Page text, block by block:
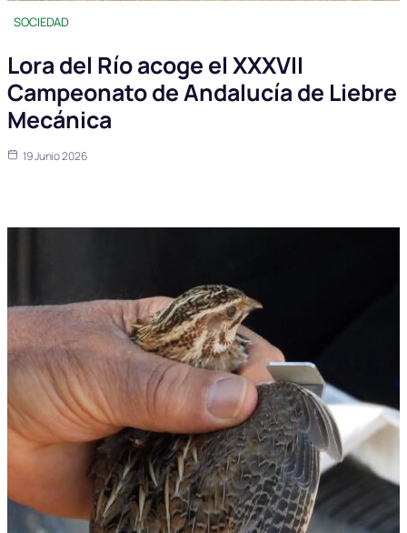
SOCIEDAD
Lora del Río acoge el XXXVII
Campeonato de Andalucía de Liebre
Mecánica
19 Junio 2026